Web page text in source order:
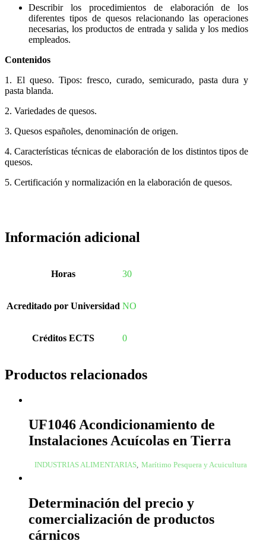
Describir los procedimientos de elaboración de los
diferentes tipos de quesos relacionando las operaciones
necesarias, los productos de entrada y salida y los medios
empleados.
Contenidos
1. El queso. Tipos: fresco, curado, semicurado, pasta dura y
pasta blanda.
2. Variedades de quesos.
3. Quesos españoles, denominación de origen.
4. Características técnicas de elaboración de los distintos tipos de
quesos.
5. Certificación y normalización en la elaboración de quesos.
Información adicional
Horas 30
Acreditado por Universidad NO
Créditos ECTS 0
Productos relacionados
UF1046 Acondicionamiento de
Instalaciones Acuícolas en Tierra
INDUSTRIAS ALIMENTARIAS, Marítimo Pesquera y Acuicultura
Determinación del precio y
comercialización de productos
cárnicos